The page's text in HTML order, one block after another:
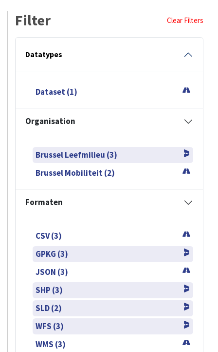
Filter Clear Filters
Datatypes
Dataset (1)
Organisation
Brussel Leefmilieu (3)
Brussel Mobiliteit (2)
Formaten
CSV (3)
GPKG (3)
JSON (3)
SHP (3)
SLD (2)
WFS (3)
WMS (3)